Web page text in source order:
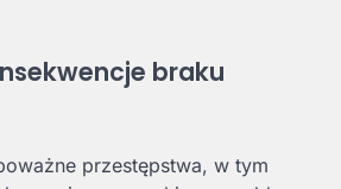
braku
przestępstwa, w tym